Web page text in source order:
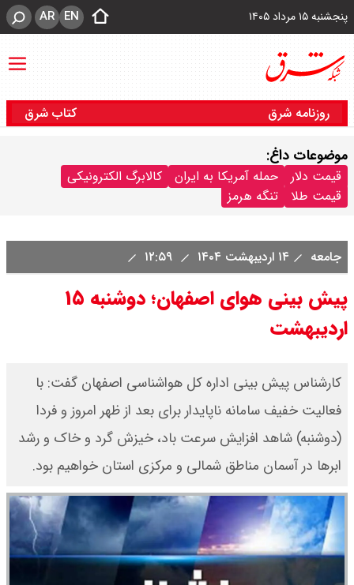
پنجشنبه ۱۵ مرداد ۱۴۰۵ EN
AR
روزنامه شرق کتاب شرق
موضوعات داغ:
قیمت دلار حمله آمریکا به ایران
کالابرگ الکترونیکی
قیمت طلا
تنگه هرمز
جامعه ۱۴ اردیبهشت ۱۴۰۴
پیش بینی هوای اصفهان؛ دوشنبه ۱۵
اردیبهشت
کارشناس پیش بینی اداره کل هواشناسی اصفهان گفت: با
فعالیت خفیف سامانه ناپایدار برای بعد از ظهر امروز و فردا
(دوشنبه) شاهد افزایش سرعت باد، خیزش گرد و خاک و رشد
ابرها در آسمان مناطق شمالی و مرکزی استان خواهیم بود.